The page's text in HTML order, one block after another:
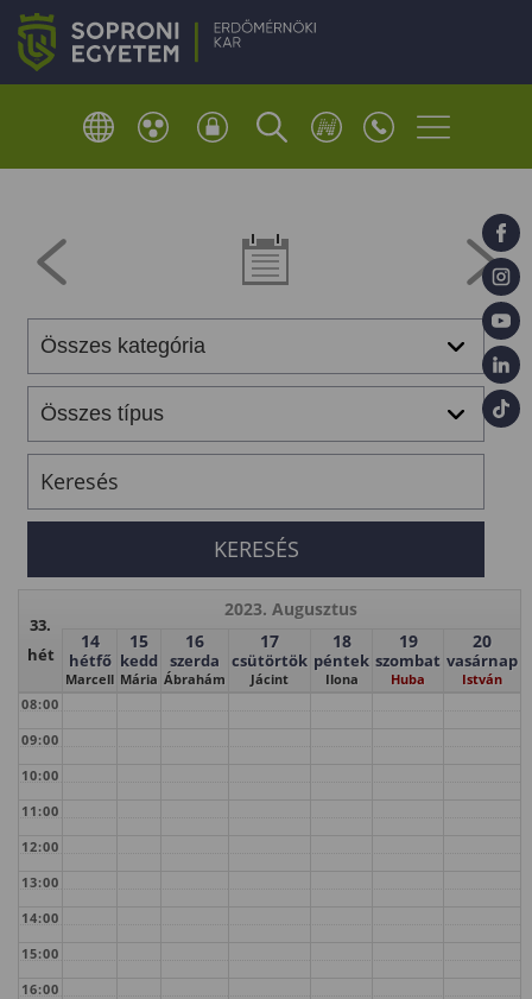
33.
hét
2023. Augusztus
14
hétfő
Marcell
15
kedd
Mária
16
szerda
Ábrahám
17
csütörtök
Jácint
18
péntek
Ilona
19
szombat
Huba
20
vasárnap
István
08:00
09:00
10:00
11:00
12:00
13:00
14:00
15:00
16:00